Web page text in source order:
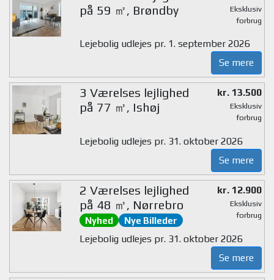
på 59 ㎡, Brøndby
Eksklusiv
forbrug
Lejebolig udlejes pr. 1. september 2026
Se mere
3 Værelses lejlighed
på 77 ㎡, Ishøj
kr. 13.500
Eksklusiv
forbrug
Lejebolig udlejes pr. 31. oktober 2026
Se mere
2 Værelses lejlighed
på 48 ㎡, Nørrebro
Nyhed Nye Billeder
kr. 12.900
Eksklusiv
forbrug
Lejebolig udlejes pr. 31. oktober 2026
Se mere